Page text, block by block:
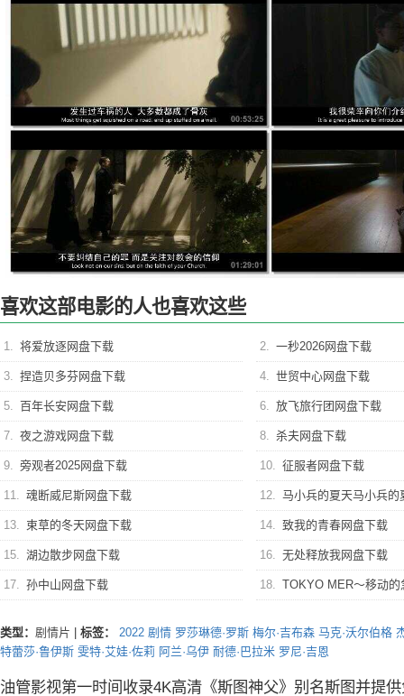
喜欢这部电影的人也喜欢这些
1. 将爱放逐网盘下载 2. 一秒2026网盘下载
3. 捏造贝多芬网盘下载 4. 世贸中心网盘下载
5. 百年长安网盘下载 6. 放飞旅行团网盘下载
7. 夜之游戏网盘下载 8. 杀夫网盘下载
9. 旁观者2025网盘下载 10. 征服者网盘下载
11. 魂断威尼斯网盘下载 12. 马小兵的夏天马小兵的
13. 束草的冬天网盘下载 14. 致我的青春网盘下载
15. 湖边散步网盘下载 16. 无处释放我网盘下载
17. 孙中山网盘下载 18. TOKYO MER～移动的急救室～
类型： 剧情片 标签： 2022 剧情 罗莎琳德·罗斯 梅尔·吉布森 马克·沃尔伯格
特蕾莎·鲁伊斯 雯特·艾娃·佐莉 阿兰·乌伊 耐德·巴拉米 罗尼·吉恩
油管影视第一时间收录4K高清《斯图神父》别名斯图并提